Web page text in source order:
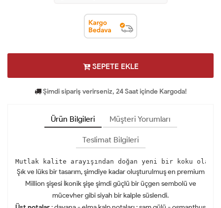
SEPETE EKLE
Şimdi sipariş verirseniz, 24 Saat içinde Kargoda!
Ürün Bilgileri Müşteri Yorumları
Teslimat Bilgileri
Mutlak kalite arayışından doğan yeni bir koku
Şık ve lüks bir tasarım, şimdiye kadar oluşturulmuş en premium
Million şişesi İkonik şişe şimdi güçlü bir üçgen sembolü ve
mücevher gibi siyah bir kalple süslendi.